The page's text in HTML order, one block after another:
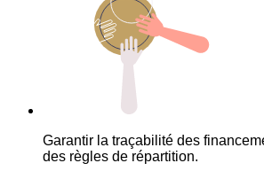
Garantir la traçabilité des
des règles de répartition.